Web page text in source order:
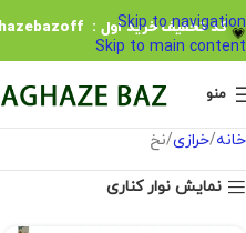
Skip to navigation
Skip to main content
منو
خانه خرازی نخ
نمایش نوار کناری
💗 کد تخفیف خرید اول : maghazebazoff